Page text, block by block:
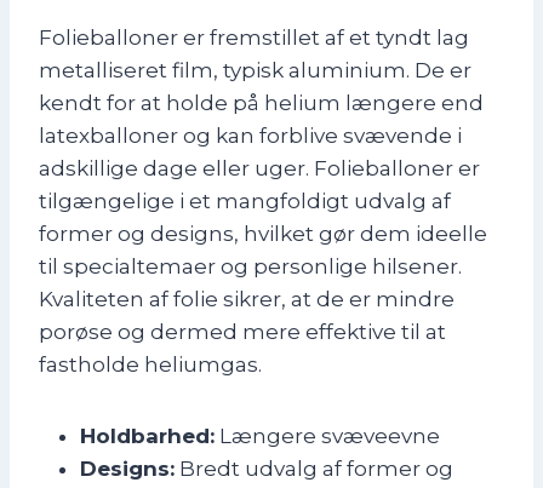
Folieballoner er fremstillet af et tyndt lag
metalliseret film, typisk aluminium. De er
kendt for at holde på helium længere end
latexballoner og kan forblive svævende i
adskillige dage eller uger. Folieballoner er
tilgængelige i et mangfoldigt udvalg af
former og designs, hvilket gør dem ideelle
til specialtemaer og personlige hilsener.
Kvaliteten af folie sikrer, at de er mindre
porøse og dermed mere effektive til at
fastholde heliumgas.
Holdbarhed: Længere svæveevne
Designs: Bredt udvalg af former og